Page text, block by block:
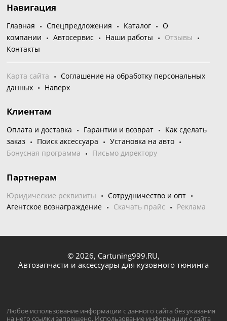
Навигация
Главная Спецпредложения Каталог
О
компании
Автосервис Наши работы
Отзывы
Контакты
Карта сайта
Соглашение на обработку персональных
данных
Наверх
Клиентам
Оплата и доставка Гарантии и возврат
Как сделать
заказ
Поиск аксессуара
Установка на авто
Бонусная программа
Письмо директору
Партнерам
Юридические реквизиты
Сотрудничество и опт
Агентское вознаграждение
Скачать прайс Реклама
© 2026, Cartuning999.RU,
Автозапчасти и аксессуары для кузовного тюнинга
Любое использование информации с данного сайта без указания
на него ссылки запрещено. Использование информации с сайта